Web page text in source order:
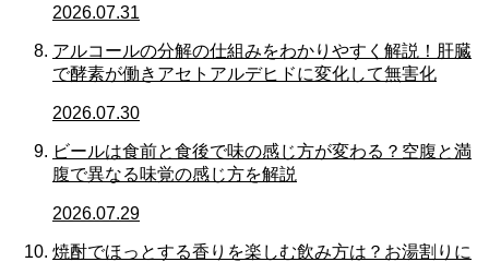
2026.07.31
アルコールの分解の仕組みをわかりやすく解説！肝臓
で酵素が働きアセトアルデヒドに変化して無害化
2026.07.30
ビールは食前と食後で味の感じ方が変わる？空腹と満
腹で異なる味覚の感じ方を解説
2026.07.29
焼酎でほっとする香りを楽しむ飲み方は？お湯割りに